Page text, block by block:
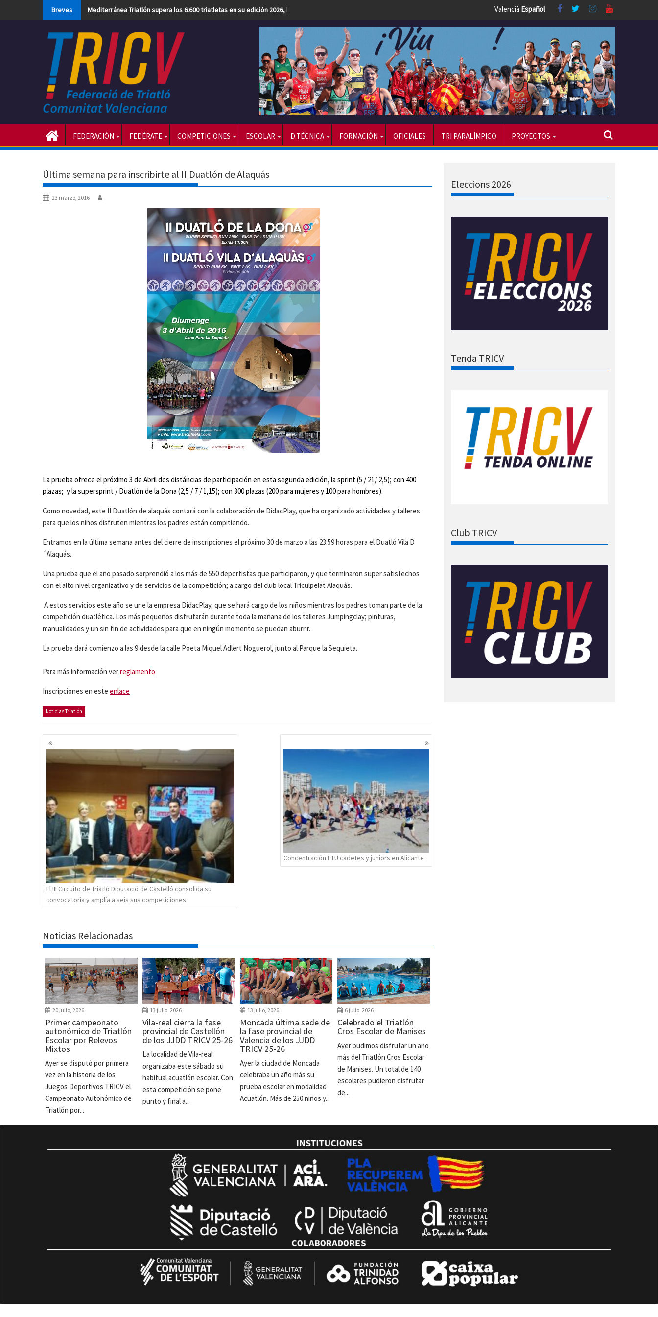
Breves Mediterránea Triatlón supera los 6.600 triatletas en su edición 2026, la más numerosa hasta la fecha Valencià Español
FEDERACIÓN FEDÉRATE COMPETICIONES ESCOLAR D.TÉCNICA FORMACIÓN OFICIALES TRI PARALÍMPICO PROYECTOS
Última semana para inscribirte al II Duatlón de Alaquás
23 marzo, 2016
La prueba ofrece el próximo 3 de Abril dos distáncias de participación en esta segunda edición, la sprint(5 / 21/ 2,5); con 400
plazas; y la supersprint / Duatlón de la Dona (2,5 / 7 / 1,15); con 300 plazas (200 para mujeres y 100 para hombres).
Como novedad, este II Duatlón de alaquás contará con la colaboración de DidacPlay, que ha organizado actividades y talleres
para que los niños disfruten mientras los padres están compitiendo.
Entramos en la última semana antes del cierre de inscripciones el próximo 30 de marzo a las 23:59 horas para el Duatló Vila D
´Alaquás.
Una prueba que el año pasado sorprendió a los más de 550 deportistas que participaron, y que terminaron super satisfechos
con el alto nivel organizativo y de servicios de la competición; a cargo del club local Triculpelat Alaquàs.
A estos servicios este año se une la empresa DidacPlay, que se hará cargo de los niños mientras los padres toman parte de la
competición duatlética. Los más pequeños disfrutarán durante toda la mañana de los talleres Jumpingclay; pinturas,
manualidades y un sin fin de actividades para que en ningún momento se puedan aburrir.
La prueba dará comienzo a las 9 desde la calle Poeta Miquel Adlert Noguerol, junto al Parque la Sequieta.
Para más información verreglamento
Inscripciones en este enlace
Noticias Triatlón
Navegación
de
entradas
El III Circuito de Triatló Diputació de Castelló consolida su
convocatoria y amplía a seis sus competiciones
Concentración ETU cadetes y juniors en Alicante
Noticias Relacionadas
20 julio, 2026
Primer campeonato
autonómico de Triatlón
Escolar por Relevos
Mixtos
Ayer se disputó por primera
vez en la historia de los
Juegos Deportivos TRICV el
Campeonato Autonómico de
Triatlón por...
13 julio, 2026
Vila-real cierra la fase
provincial de Castellón
de los JJDD TRICV 25-26
La localidad de Vila-real
organizaba este sábado su
habitual acuatlón escolar. Con
esta competición se pone
punto y final a...
13 julio, 2026
Moncada última sede de
la fase provincial de
Valencia de los JJDD
TRICV 25-26
Ayer la ciudad de Moncada
celebraba un año más su
prueba escolar en modalidad
Acuatlón. Más de 250 niños y...
6 julio, 2026
Celebrado el Triatlón
Cros Escolar de Manises
Ayer pudimos disfrutar un año
más del Triatlón Cros Escolar
de Manises. Un total de 140
escolares pudieron disfrutar
de...
Eleccions 2026
Tenda TRICV
Club TRICV